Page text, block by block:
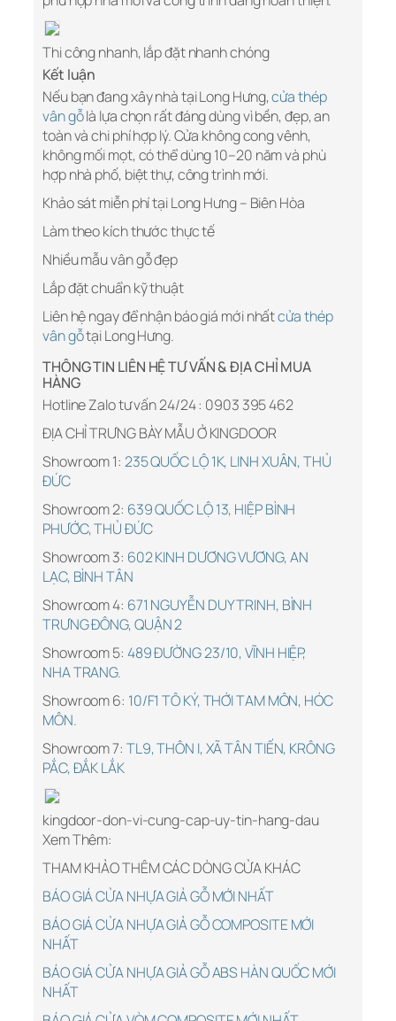
Thi công nhanh, lắp đặt nhanh chóng
Kết luận
Nếu bạn đang xây nhà tại Long Hưng,cửa thép
vân gỗlà lựa chọn rất đáng dùng vì bền, đẹp, an
toàn và chi phí hợp lý. Cửa không cong vênh,
không mối mọt, có thể dùng 10–20 năm và phù
hợp nhà phố, biệt thự, công trình mới.
Khảo sát miễn phí tại Long Hưng – Biên Hòa
Làm theo kích thước thực tế
Nhiều mẫu vân gỗ đẹp
Lắp đặt chuẩn kỹ thuật
Liên hệ ngay để nhận báo giá mới nhấtcửa thép
vân gỗtại Long Hưng.
THÔNG TIN LIÊN HỆ TƯ VẤN & ĐỊA CHỈ MUA
HÀNG
Hotline Zalo tư vấn 24/24 : 0903 395 462
ĐỊA CHỈ TRƯNG BÀY MẪU Ở KINGDOOR
Showroom 1: 235 QUỐC LỘ 1K, LINH XUÂN, THỦ
ĐỨC
Showroom 2: 639 QUỐC LỘ 13, HIỆP BÌNH
PHƯỚC, THỦ ĐỨC
Showroom 3: 602 KINH DƯƠNG VƯƠNG, AN
LẠC, BÌNH TÂN
Showroom 4: 671 NGUYỄN DUY TRINH, BÌNH
TRƯNG ĐÔNG, QUẬN 2
Showroom 5: 489 ĐƯỜNG 23/10, VĨNH HIỆP,
NHA TRANG.
Showroom 6: 10/F1 TÔ KÝ, THỚI TAM MÔN, HÓC
MÔN.
Showroom 7: TL9, THÔN I, XÃ TÂN TIẾN, KRÔNG
PẮC, ĐẮK LẮK
kingdoor-don-vi-cung-cap-uy-tin-hang-dau
Xem Thêm:
THAM KHẢO THÊM CÁC DÒNG CỬA KHÁC
BÁO GIÁ CỬA NHỰA GIẢ GỖ MỚI NHẤT
BÁO GIÁ CỬA NHỰA GIẢ GỖ COMPOSITE MỚI
NHẤT
BÁO GIÁ CỬA NHỰA GIẢ GỖ ABS HÀN QUỐC MỚI
NHẤT